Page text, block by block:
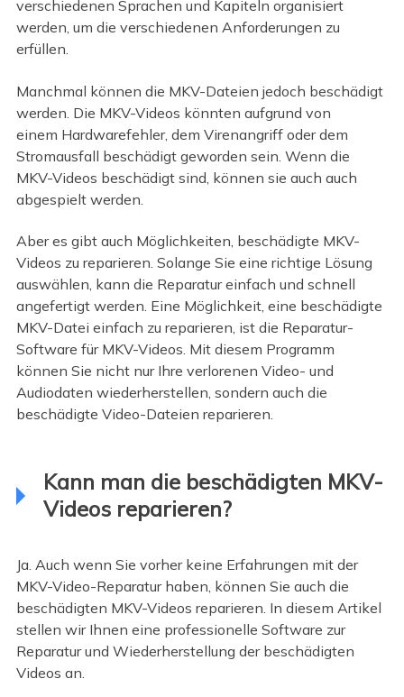
verschiedenen Sprachen und Kapiteln organisiert
werden, um die verschiedenen Anforderungen zu
erfüllen.
Manchmal können die MKV-Dateien jedoch beschädigt
werden. Die MKV-Videos könnten aufgrund von
einem Hardwarefehler, dem Virenangriff oder dem
Stromausfall beschädigt geworden sein. Wenn die
MKV-Videos beschädigt sind, können sie auch auch
abgespielt werden.
Aber es gibt auch Möglichkeiten, beschädigte MKV-
Videos zu reparieren. Solange Sie eine richtige Lösung
auswählen, kann die Reparatur einfach und schnell
angefertigt werden. Eine Möglichkeit, eine beschädigte
MKV-Datei einfach zu reparieren, ist die Reparatur-
Software für MKV-Videos. Mit diesem Programm
können Sie nicht nur Ihre verlorenen Video- und
Audiodaten wiederherstellen, sondern auch die
beschädigte Video-Dateien reparieren.
Kann man die beschädigten MKV-
Videos reparieren?
Ja. Auch wenn Sie vorher keine Erfahrungen mit der
MKV-Video-Reparatur haben, können Sie auch die
beschädigten MKV-Videos reparieren. In diesem Artikel
stellen wir Ihnen eine professionelle Software zur
Reparatur und Wiederherstellung der beschädigten
Videos an.